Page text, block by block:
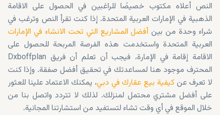
النص أعلاه مكتوب خصيصًا للراغبين في الحصول على الاقامة
الذهبية في الإمارات العربية المتحدة. إذا كنت تقرأ النص وترغب في
شراء وحدة من بين أفضل المشاريع التي تحت الانشاء في الإمارات
العربية المتحدة واستخدمت هذه الفرصة المربحة للحصول على
الاقامة إقامة في الإمارة، فيجب أن تعلم أن فريق Dxboffplan
المحترف موجود هنا لمساعدتك في تحقيق أفضل صفقة. وإذا كنت
لا تعرف عنكيفية بيع عقارك في دبي، يمكنك الاعتماد علينا للعثور
على أفضل مشتري محتمل لمنزلك. لذلك لا تتردد واتصل بنا من
خلال الموقع في أي وقت تشاء لتستفيد من استشارتنا المجانية.